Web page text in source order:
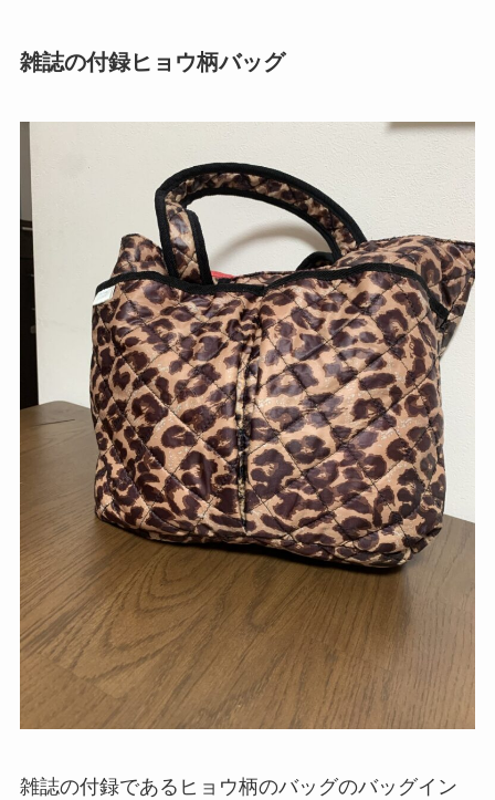
雑誌の付録ヒョウ柄バッグ
雑誌の付録であるヒョウ柄のバッグのバッグイン